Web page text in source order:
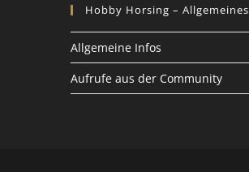
Hobby Horsing – Allgemeines
Allgemeine Infos
Aufrufe aus der Community